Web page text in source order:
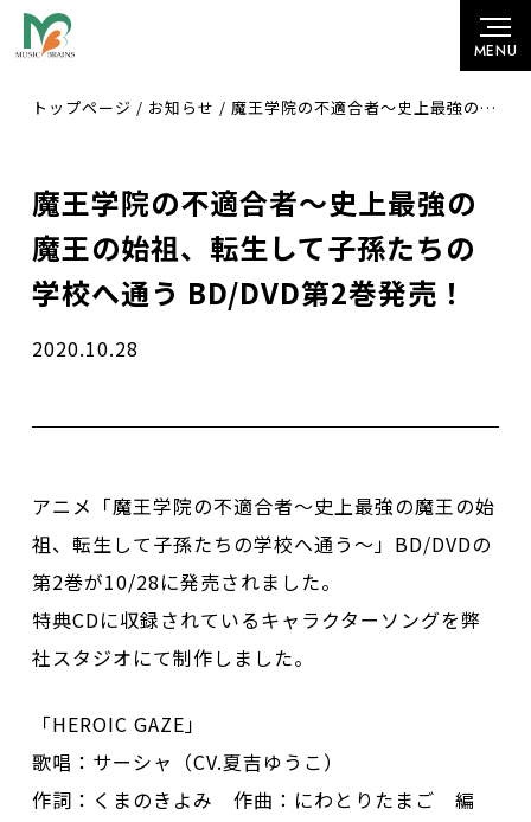
トップページ / お知らせ / 魔王学院の不適合者～史上最強の魔王の始祖、転生して子孫たちの学校へ通う BD/DVD第2巻発売！
魔王学院の不適合者～史上最強の
魔王の始祖、転生して子孫たちの
学校へ通う BD/DVD第2巻発売！
2020.10.28
アニメ「魔王学院の不適合者～史上最強の魔王の始
祖、転生して子孫たちの学校へ通う～」BD/DVDの
第2巻が10/28に発売されました。
特典CDに収録されているキャラクターソングを弊
社スタジオにて制作しました。
「HEROIC GAZE」
歌唱：サーシャ（CV.夏吉ゆうこ）
作詞：くまのきよみ 作曲：にわとりたまご 編